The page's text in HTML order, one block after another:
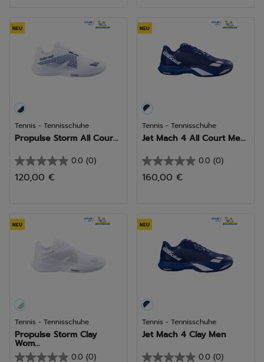
1
Bewertung
NEU
Tennis - Tennisschuhe
Propulse Storm All Cour...
0.0 (0)
0.0
von
120,00 €
NEU
Tennis - Tennisschuhe
Jet Mach 4 All Court Me...
0.0 (0)
0.0
von
160,00 €
NEU
Tennis - Tennisschuhe
Propulse Storm Clay
Wom...
0.0 (0)
NEU
Tennis - Tennisschuhe
Jet Mach 4 Clay Men
0.0 (0)